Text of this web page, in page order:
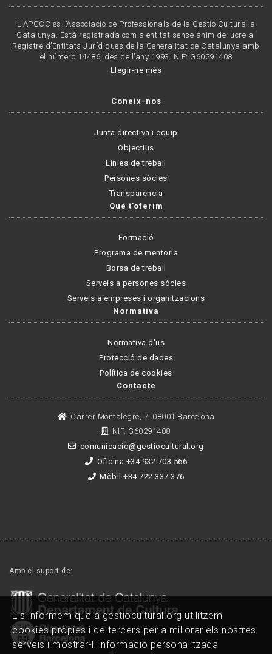
L'APGCC és l’Associació de Professionals de la Gestió Cultural a
Catalunya. Està registrada com a entitat sense ànim de lucre al
Registre d’Entitats Jurídiques de la Generalitat de Catalunya amb
el número 14486, des de l’any 1993. NIF: G60291408
Llegir-ne més
Coneix-nos
Junta directiva i equip
Objectius
Línies de treball
Persones sòcies
Transparència
Què t'oferim
Formació
Programa de mentoria
Borsa de treball
Serveis a persones sòcies
Serveis a empreses i organitzacions
Normativa
Normativa d'us
Protecció de dades
Política de cookies
Contacte
Carrer Montalegre, 7, 08001 Barcelona
NIF. G60291408
comunicacio@gestiocultural.org
Oficina +34 932 703 566
Mòbil +34 722 337 376
Amb el suport de:
Els informem que a gestiocultural.org utilitzem
cookies pròpies i de tercers per a millorar els nostres
serveis i mostrar-li informació personalitzada